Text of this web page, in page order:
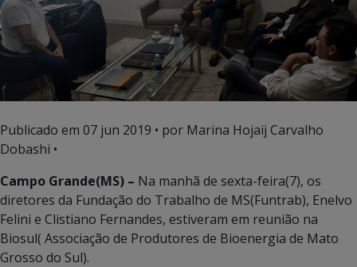
Publicado em 07 jun 2019 • por Marina Hojaij Carvalho
Dobashi •
Campo Grande(MS) – Na manhã de sexta-feira(7), os
diretores da Fundação do Trabalho de MS(Funtrab), Enelvo
Felini e Clistiano Fernandes, estiveram em reunião na
Biosul( Associação de Produtores de Bioenergia de Mato
Grosso do Sul).